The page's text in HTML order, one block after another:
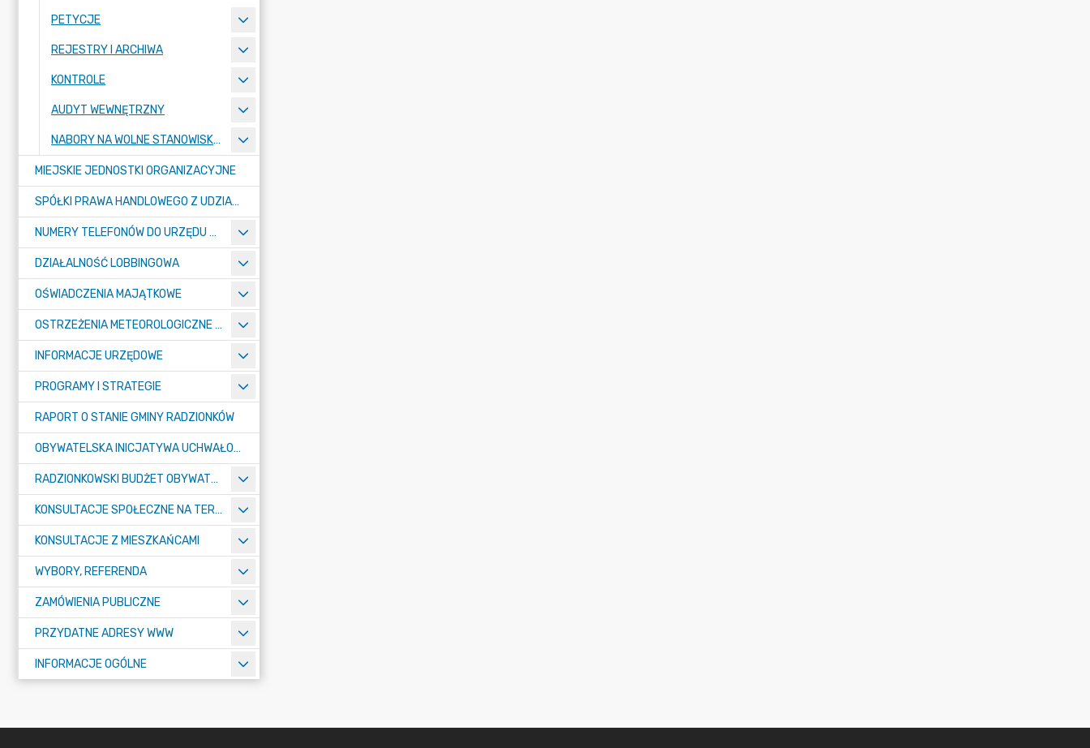
PETYCJE
REJESTRY I ARCHIWA
KONTROLE
AUDYT WEWNĘTRZNY
NABORY NA WOLNE STANOWISKA PRACY
MIEJSKIE JEDNOSTKI ORGANIZACYJNE
SPÓŁKI PRAWA HANDLOWEGO Z UDZIAŁEM GMINY
NUMERY TELEFONÓW DO URZĘDU MIASTA, MIEJSKICH JEDNOSTEK ORGANIZACYJNYCH ORAZ SPÓŁEK PRAWA HANDLOWEGO Z UDZIAŁEM GMINY
DZIAŁALNOŚĆ LOBBINGOWA
OŚWIADCZENIA MAJĄTKOWE
OSTRZEŻENIA METEOROLOGICZNE O ZŁYM STANIE POWIETRZA I INNE
INFORMACJE URZĘDOWE
PROGRAMY I STRATEGIE
RAPORT O STANIE GMINY RADZIONKÓW
OBYWATELSKA INICJATYWA UCHWAŁODAWCZA
RADZIONKOWSKI BUDŻET OBYWATELSKI
KONSULTACJE SPOŁECZNE NA TERENIE MIASTA RADZIONKÓW
KONSULTACJE Z MIESZKAŃCAMI
WYBORY, REFERENDA
ZAMÓWIENIA PUBLICZNE
PRZYDATNE ADRESY WWW
INFORMACJE OGÓLNE